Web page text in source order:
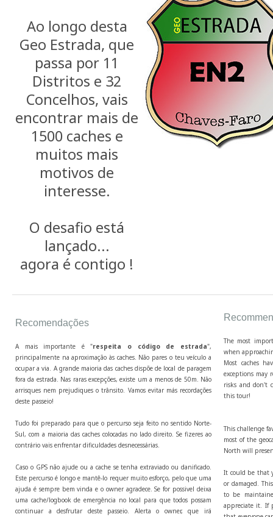
Ao longo desta
Geo Estrada, que
passa por 11
Distritos e 32
Concelhos, vais
encontrar mais de
1500 caches e
muitos mais
motivos de
interesse.
O desafio está
lançado...
agora é contigo !
Recomendações
A mais importante é "respeita o código de estrada",
principalmente na aproximação às caches. Não pares o teu veículo a
ocupar a via. A grande maioria das caches dispõe de local de paragem
fora da estrada. Nas raras excepções, existe um a menos de 50m. Não
arrisques nem prejudiques o trânsito. Vamos evitar más recordações
deste passeio!
Tudo foi preparado para que o percurso seja feito no sentido Norte-
Sul, com a maioria das caches colocadas no lado direito. Se fizeres ao
contrário vais enfrentar dificuldades desnecessárias.
Caso o GPS não ajude ou a cache se tenha extraviado ou danificado.
Este percurso é longo e mantê-lo requer muito esforço, pelo que uma
ajuda é sempre bem vinda e o owner agradece. Se for possivel deixa
uma cache/logbook de emergência no local para que todos possam
continuar a desfrutar deste passeio. Alerta o owner, que irá
The most
when
Most caches
exceptions
risks and don't
this tour!
This challenge
most of the
North will
It could be that
or damaged.
to be
appreciate it. If